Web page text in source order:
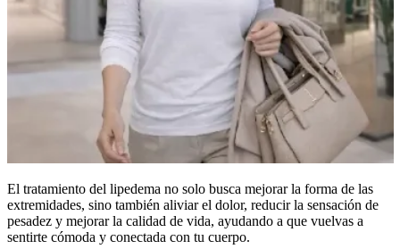
El tratamiento del lipedema no solo busca mejorar la forma de las
extremidades, sino también aliviar el dolor, reducir la sensación de
pesadez y mejorar la calidad de vida, ayudando a que vuelvas a
sentirte cómoda y conectada con tu cuerpo.